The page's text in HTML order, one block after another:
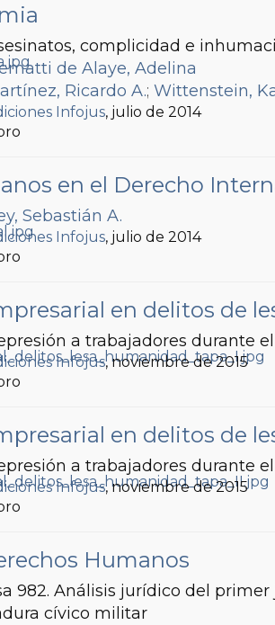
complicidad e
de Alaye, Adelina
Ricardo A.; Wittenstein,
Infojus, julio de 2014
en el Derecho
Sebastián A.
Infojus, julio de 2014
en delitos de
a trabajadores durante
Infojus, noviembre de 2015
en delitos de
a trabajadores durante
Infojus, noviembre de 2015
Humanos
982. Análisis jurídico del
cívico militar